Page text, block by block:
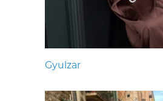
Gyulzar